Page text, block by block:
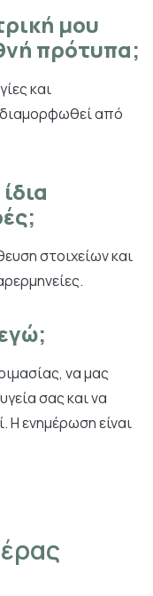
μου
πρότυπα;
και
από
στοιχείων και
να μας
σας και να
Η ενημέρωση είναι